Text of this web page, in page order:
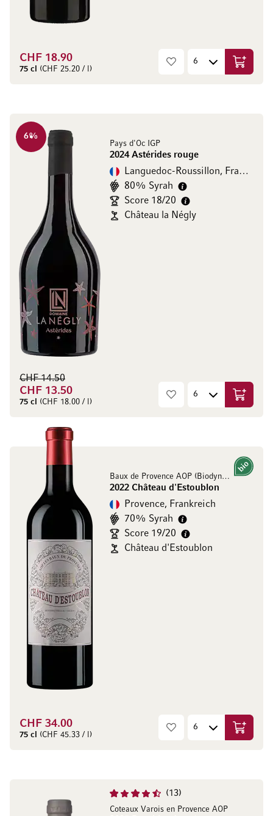
CHF 18.90
75 cl (CHF 25.20 / l) In den
Pays d'Oc IGP
2024 Astérides rouge
6%
Languedoc-Roussillon, Frankreich
80% Syrah
Score 18/20
Château la Négly
CHF 13.50
CHF 14.50
75 cl (CHF 18.00 / l) In den
Baux de Provence AOP (Biodynamisch)
2022 Château d'Estoublon
Bio
Provence, Frankreich
70% Syrah
Score 19/20
Château d'Estoublon
CHF 34.00
75 cl (CHF 45.33 / l) In den
13
Coteaux Varois en Provence AOP